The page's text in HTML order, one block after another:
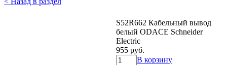
S52R662 Кабельный вывод
белый ODACE Schneider
Electric
955 руб.
В корзину